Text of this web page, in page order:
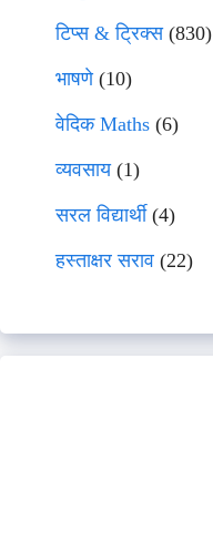
टिप्स & ट्रिक्स(830)
भाषणे(10)
वेदिक Maths (6)
व्यवसाय(1)
सरल विद्यार्थी(4)
हस्ताक्षर सराव (22)